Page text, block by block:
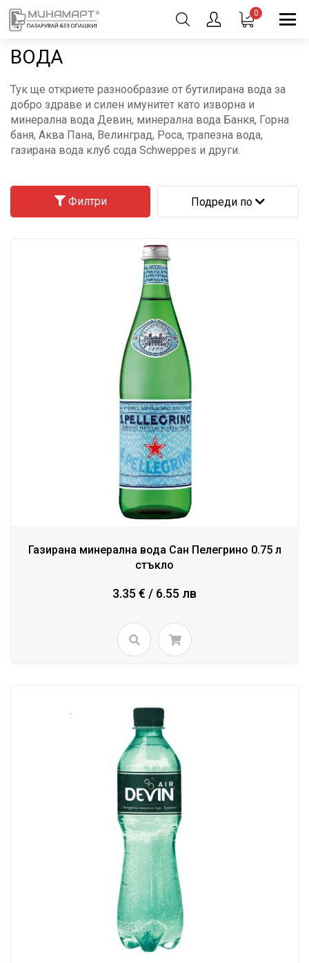
0
ВОДА
Тук ще откриете разнообразие от бутилирана вода за
добро здраве и силен имунитет като изворна и
минерална вода Девин, минерална вода Банкя, Горна
баня, Аква Пана, Велинград, Роса, трапезна вода,
газирана вода клуб сода Schweppes и други.
Филтри Подреди по
Газирана минерална вода Сан Пелегрино 0.75 л
стъкло
3.35 € / 6.55 лв